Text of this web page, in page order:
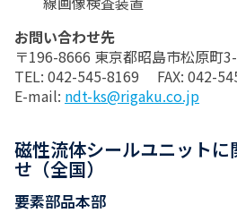
お問い合わせ先
〒196-8666 東京都昭島市松原町
TEL: 042-545-8169 FAX: 042-
E-mail: ndt-ks@rigaku.co.jp
磁性流体シールユニット
せ（全国）
要素部品本部